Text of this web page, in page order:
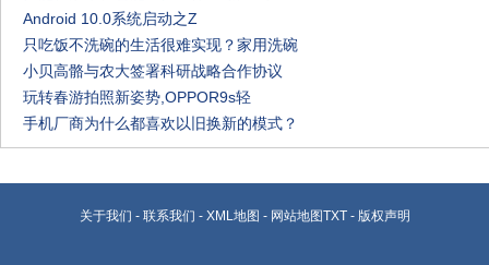
Android 10.0系统启动之Z
只吃饭不洗碗的生活很难实现？家用洗碗
小贝高骼与农大签署科研战略合作协议
玩转春游拍照新姿势,OPPOR9s轻
手机厂商为什么都喜欢以旧换新的模式？
关于我们 - 联系我们 - XML地图 - 网站地图TXT- 版权声明